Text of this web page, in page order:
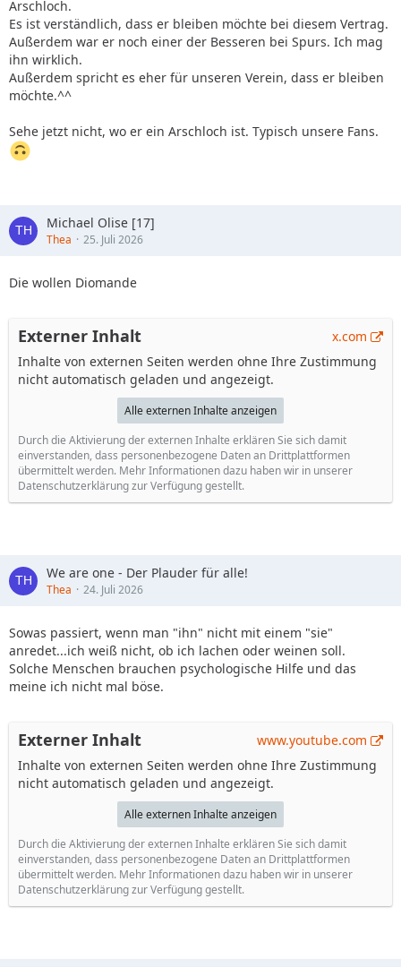
Arschloch.
Es ist verständlich, dass er bleiben möchte bei diesem Vertrag.
Außerdem war er noch einer der Besseren bei Spurs. Ich mag
ihn wirklich.
Außerdem spricht es eher für unseren Verein, dass er bleiben
möchte.^^
Sehe jetzt nicht, wo er ein Arschloch ist. Typisch unsere Fans.
Michael Olise [17]
Thea 25. Juli 2026
Die wollen Diomande
Externer Inhalt
x.com
Inhalte von externen Seiten werden ohne Ihre Zustimmung
nicht automatisch geladen und angezeigt.
Alle externen Inhalte anzeigen
Durch die Aktivierung der externen Inhalte erklären Sie sich damit
einverstanden, dass personenbezogene Daten an Drittplattformen
übermittelt werden. Mehr Informationen dazu haben wir in unserer
Datenschutzerklärung zur Verfügung gestellt.
We are one - Der Plauder für alle!
Thea 24. Juli 2026
Sowas passiert, wenn man "ihn" nicht mit einem "sie"
anredet...ich weiß nicht, ob ich lachen oder weinen soll.
Solche Menschen brauchen psychologische Hilfe und das
meine ich nicht mal böse.
Externer Inhalt
www.youtube.com
Inhalte von externen Seiten werden ohne Ihre Zustimmung
nicht automatisch geladen und angezeigt.
Alle externen Inhalte anzeigen
Durch die Aktivierung der externen Inhalte erklären Sie sich damit
einverstanden, dass personenbezogene Daten an Drittplattformen
übermittelt werden. Mehr Informationen dazu haben wir in unserer
Datenschutzerklärung zur Verfügung gestellt.